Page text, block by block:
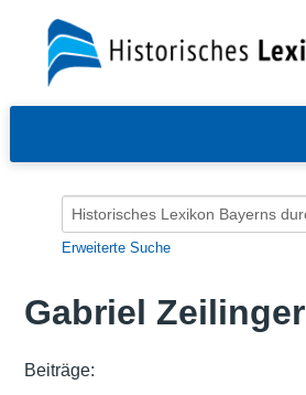
Erweiterte Suche
Gabriel Zeilinger
Beiträge: